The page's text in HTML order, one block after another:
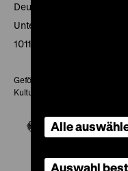
Deutsches Historisches
Unter den Linden 2
10117 Berlin
Gefördert mit Mitteln des
Kultur und Medien
Alle
Auswahl